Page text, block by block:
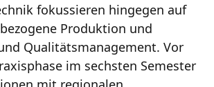
fokussieren hingegen auf
Produktion und
Qualitätsmanagement. Vor
im sechsten Semester